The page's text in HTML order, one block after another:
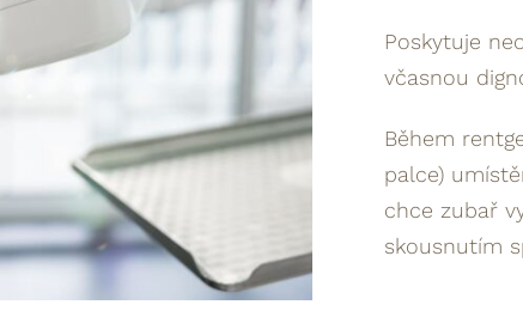
Poskytuje
včasnou
Během
palce)
chce zubař
skousnutím